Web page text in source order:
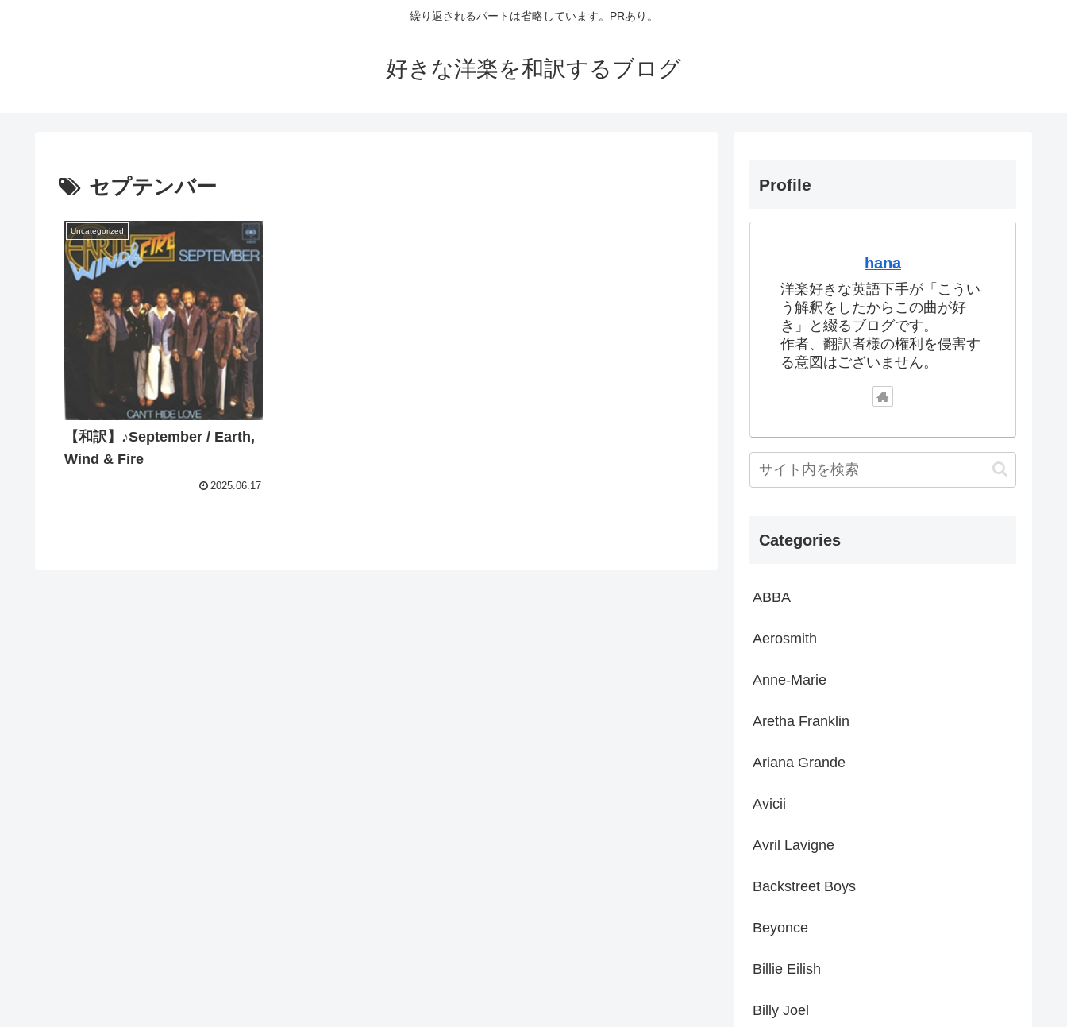
繰り返されるパートは省略しています。PRあり。
好きな洋楽を和訳するブログ
セプテンバー
Uncategorized
【和訳】♪September / Earth,
Wind & Fire
2025.06.17
Profile
hana
洋楽好きな英語下手が「こうい
う解釈をしたからこの曲が好
き」と綴るブログです。
作者、翻訳者様の権利を侵害す
る意図はございません。
Categories
ABBA
Aerosmith
Anne-Marie
Aretha Franklin
Ariana Grande
Avicii
Avril Lavigne
Backstreet Boys
Beyonce
Billie Eilish
Billy Joel